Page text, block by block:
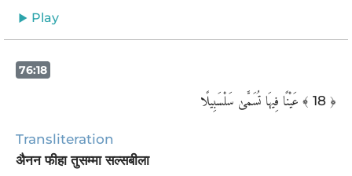
Play
76:18
﴾ 18 ﴿
Transliteration
अैनन फीहा तुसम्मा सल्सबीला